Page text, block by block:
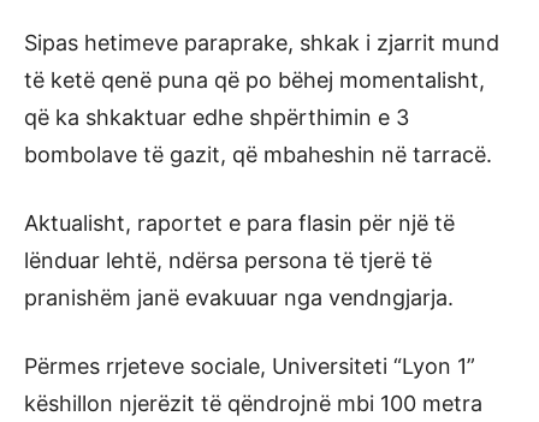
Sipas hetimeve paraprake, shkak i zjarrit mund
të ketë qenë puna që po bëhej momentalisht,
që ka shkaktuar edhe shpërthimin e 3
bombolave të gazit, që mbaheshin në tarracë.
Aktualisht, raportet e para flasin për një të
lënduar lehtë, ndërsa persona të tjerë të
pranishëm janë evakuuar nga vendngjarja.
Përmes rrjeteve sociale, Universiteti “Lyon 1”
këshillon njerëzit të qëndrojnë mbi 100 metra